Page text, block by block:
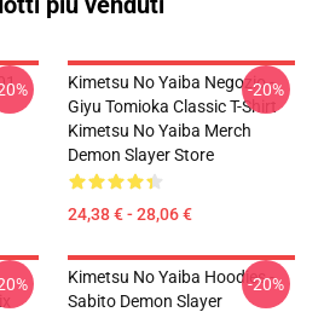
Kimetsu No Yaiba Negozio -
Giyu Tomioka Classic T-Shirt
Kimetsu No Yaiba Merch
Demon Slayer Store
24,38 € - 28,06 €
-20%
Kimetsu No Yaiba Hoodies -
Sabito Demon Slayer
-20%